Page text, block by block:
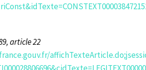
article 22